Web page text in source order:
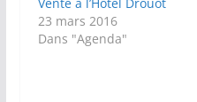
23 mars 2016
Dans "Agenda"